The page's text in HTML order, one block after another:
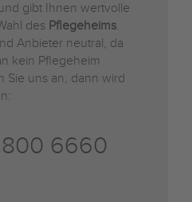
gibt Ihnen wertvolle
des Pflegeheims.
Anbieter neutral, da
kein Pflegeheim
Sie uns an, dann wird
6660